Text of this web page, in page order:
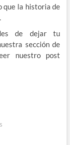
que la historia de
de dejar tu
sección de
nuestro post